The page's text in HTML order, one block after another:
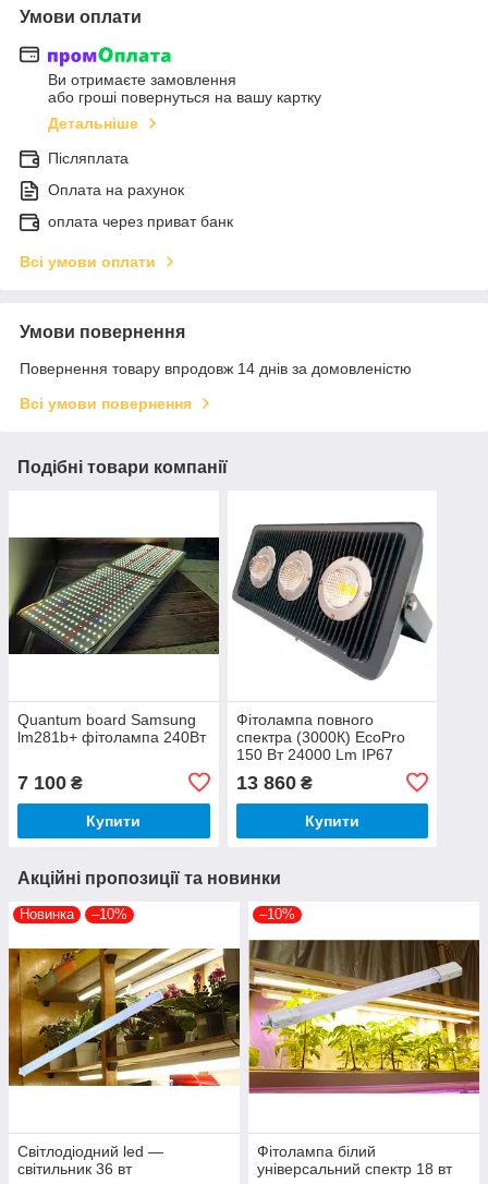
Умови оплати
Ви отримаєте замовлення
або гроші повернуться на вашу картку
Детальніше
Післяплата
Оплата на рахунок
оплата через приват банк
Всі умови оплати
Умови повернення
Повернення товару впродовж 14 днів за домовленістю
Всі умови повернення
Подібні товари компанії
Quantum board Samsung
lm281b+ фітолампа 240Вт
7 100 ₴
Купити
Фітолампа повного
спектра (3000К) EcoPro
150 Вт 24000 Lm IP67
13 860₴
Купити
Акційні пропозиції та новинки
Новинка –10%
Світлодіодний led —
світильник 36 вт
–10%
Фітолампа білий
універсальний спектр 18 вт